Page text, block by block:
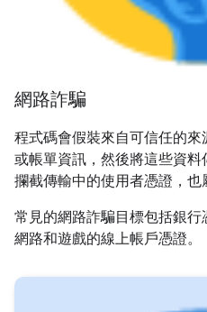
網路詐騙
程式碼會假裝來自可信任的
或帳單資訊，然後將這些資
攔截傳輸中的使用者憑證，也
常見的網路詐騙目標包括銀
網路和遊戲的線上帳戶憑證。